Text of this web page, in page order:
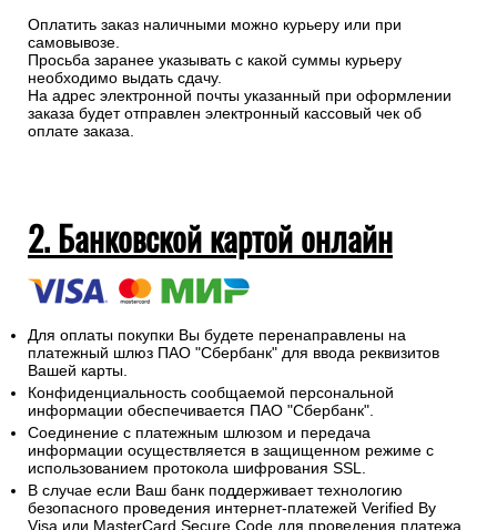
Оплатить заказ наличными можно курьеру или при
самовывозе.
Просьба заранее указывать с какой суммы курьеру
необходимо выдать сдачу.
На адрес электронной почты указанный при оформлении
заказа будет отправлен электронный кассовый чек об
оплате заказа.
2. Банковской картой онлайн
Для оплаты покупки Вы будете перенаправлены на
платежный шлюз ПАО "Сбербанк" для ввода реквизитов
Вашей карты.
Конфиденциальность сообщаемой персональной
информации обеспечивается ПАО "Сбербанк".
Соединение с платежным шлюзом и передача
информации осуществляется в защищенном режиме с
использованием протокола шифрования SSL.
В случае если Ваш банк поддерживает технологию
безопасного проведения интернет-платежей Verified By
Visa или MasterCard Secure Code для проведения платежа